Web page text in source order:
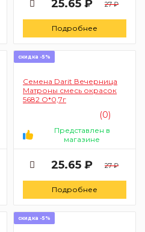
25.65 ₽ 27 ₽
Подробнее
скидка -5%
Семена Darit Вечерница
Матроны смесь окрасок
5682 О*0,7г
(0)
Представлен в
магазине
25.65 ₽ 27 ₽
Подробнее
скидка -5%